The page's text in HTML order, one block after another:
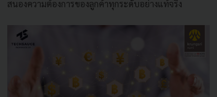
สนองความต้องการของลูกค้าทุกระดับอย่างแท้จริง